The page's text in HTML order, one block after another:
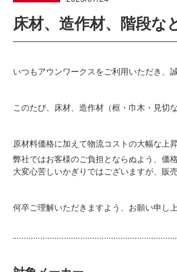
床材、造作材、階段な
いつもアウンワークスをご利用いただき、
このたび、床材、造作材（框・巾木・見切
原材料価格に加えて物流コストの大幅な上
弊社ではお客様のご負担とならぬよう、価
大変心苦しいかぎりではございますが、販
何卒ご理解いただきますよう、お願い申し上